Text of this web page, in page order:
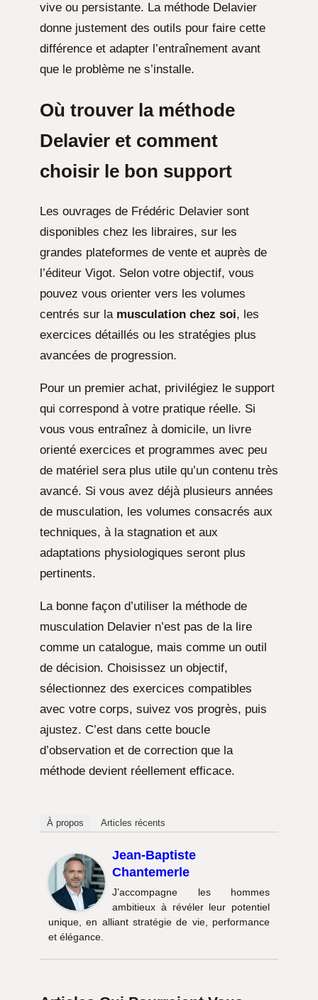
vive ou persistante. La méthode Delavier
donne justement des outils pour faire cette
différence et adapter l’entraînement avant
que le problème ne s’installe.
Où trouver la méthode
Delavier et comment
choisir le bon support
Les ouvrages de Frédéric Delavier sont
disponibles chez les libraires, sur les
grandes plateformes de vente et auprès de
l’éditeur Vigot. Selon votre objectif, vous
pouvez vous orienter vers les volumes
centrés sur la musculation chez soi, les
exercices détaillés ou les stratégies plus
avancées de progression.
Pour un premier achat, privilégiez le support
qui correspond à votre pratique réelle. Si
vous vous entraînez à domicile, un livre
orienté exercices et programmes avec peu
de matériel sera plus utile qu’un contenu très
avancé. Si vous avez déjà plusieurs années
de musculation, les volumes consacrés aux
techniques, à la stagnation et aux
adaptations physiologiques seront plus
pertinents.
La bonne façon d’utiliser la méthode de
musculation Delavier n’est pas de la lire
comme un catalogue, mais comme un outil
de décision. Choisissez un objectif,
sélectionnez des exercices compatibles
avec votre corps, suivez vos progrès, puis
ajustez. C’est dans cette boucle
d’observation et de correction que la
méthode devient réellement efficace.
À propos Articles récents
Jean-Baptiste
Chantemerle
J’accompagne les hommes
ambitieux à révéler leur potentiel
unique, en alliant stratégie de vie, performance
et élégance.